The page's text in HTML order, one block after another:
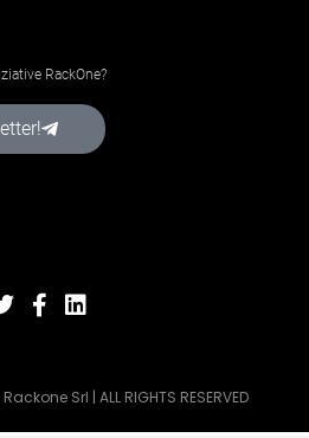
RackOne?
Srl | ALL RIGHTS RESERVED